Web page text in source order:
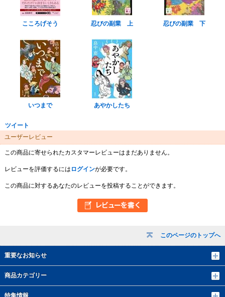
このページのトップへ
重要なお知らせ
商品カテゴリー
特集情報
こころげそう 忍びの副業 上 忍びの副業 下
いつまで あやかしたち
ツイート
ユーザーレビュー
この商品に寄せられたカスタマーレビューはまだありません。
レビューを評価するには ログインが必要です。
この商品に対するあなたのレビューを投稿することができます。